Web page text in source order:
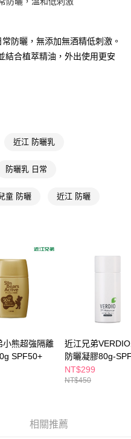
可結帳。
簡訊。
方視為交易完成。
費，但若您需要取消訂單，請聯絡
單仍視為有效，需透過AFTEE先享
之結帳頁面顯示為準，若有關於
關疑問，請聯繫「AFTEE先享後付
support/home
AFTEE先享後付」服務完成之交
料，並將交易相關給付款項請求債
網址：
引起之損失，本公司不負相關責
費
費
費
費
費
費
防曬，無添加無酒精低刺激。
結合植萃精油，外出使用更安
近江 防曬乳
防曬乳 日常
童 防曬 近江 防曬
小熊超強隔離
SPF50+
近江兄弟
防曬凝膠80g-
NT$299
NT$450
相關推薦